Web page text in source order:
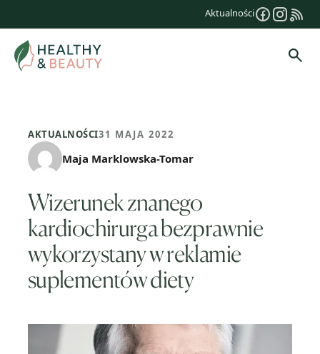
treści
Aktualności
AKTUALNOŚCI31 MAJA 2022
Maja Marklowska-Tomar
Wizerunek znanego
kardiochirurga bezprawnie
wykorzystany w reklamie
suplementów diety